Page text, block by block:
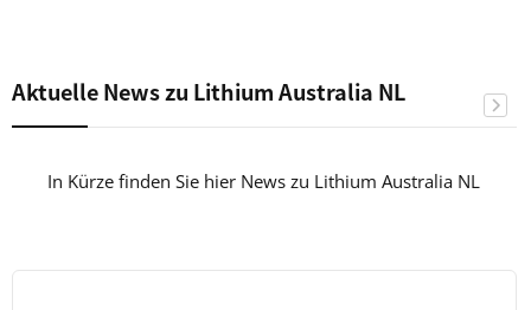
Aktuelle News zu Lithium Australia NL
In Kürze finden Sie hier News zu Lithium Australia NL